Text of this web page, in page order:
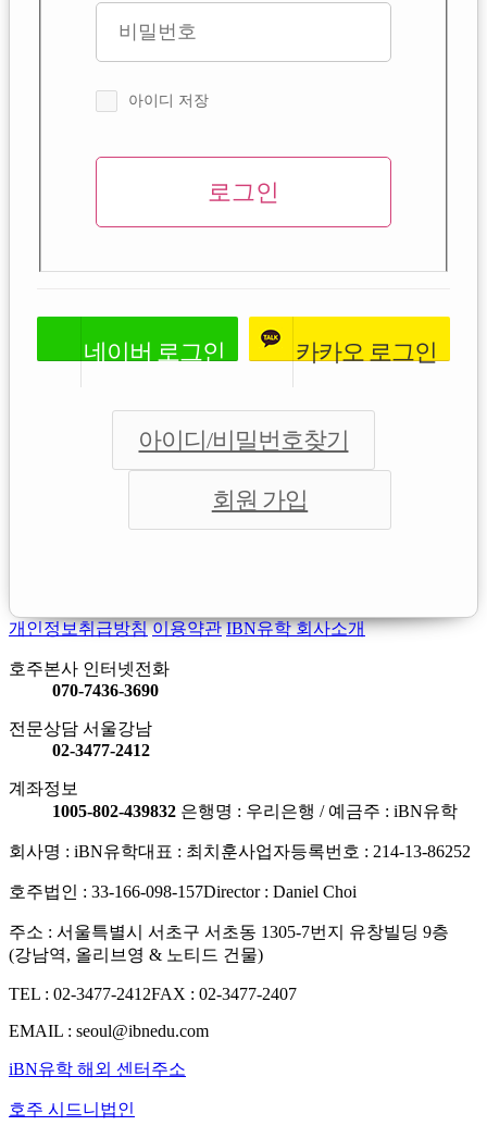
아이디 저장
네이버 로그인 카카오로그인
아이디/비밀번호찾기
회원 가입
개인정보취급방침 이용약관 IBN유학 회사소개
호주본사 인터넷전화
070-7436-3690
전문상담 서울강남
02-3477-2412
계좌정보
1005-802-439832 은행명 : 우리은행 / 예금주 : iBN유학
회사명 : iBN유학대표 : 최치훈사업자등록번호 : 214-13-86252
호주법인 : 33-166-098-157Director : Daniel Choi
주소 : 서울특별시 서초구 서초동 1305-7번지 유창빌딩 9층
(강남역, 올리브영 & 노티드 건물)
TEL : 02-3477-2412FAX : 02-3477-2407
EMAIL : seoul@ibnedu.com
iBN유학 해외 센터주소
호주 시드니법인